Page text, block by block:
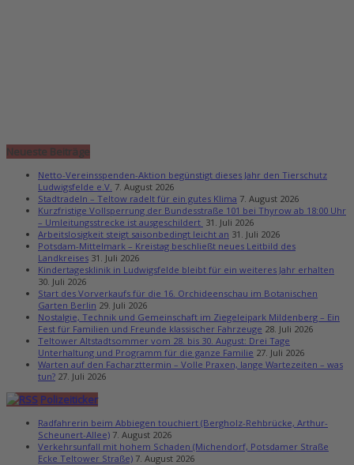
Neueste Beiträge
Netto-Vereinsspenden-Aktion begünstigt dieses Jahr den Tierschutz
Ludwigsfelde e.V. 7. August 2026
Stadtradeln – Teltow radelt für ein gutes Klima 7. August 2026
Kurzfristige Vollsperrung der Bundesstraße 101 bei Thyrow ab 18:00 Uhr
– Umleitungsstrecke ist ausgeschildert 31. Juli 2026
Arbeitslosigkeit steigt saisonbedingt leicht an 31. Juli 2026
Potsdam-Mittelmark – Kreistag beschließt neues Leitbild des
Landkreises 31. Juli 2026
Kindertagesklinik in Ludwigsfelde bleibt für ein weiteres Jahr erhalten
30. Juli 2026
Start des Vorverkaufs für die 16. Orchideenschau im Botanischen
Garten Berlin 29. Juli 2026
Nostalgie, Technik und Gemeinschaft im Ziegeleipark Mildenberg – Ein
Fest für Familien und Freunde klassischer Fahrzeuge 28. Juli 2026
Teltower Altstadtsommer vom 28. bis 30. August: Drei Tage
Unterhaltung und Programm für die ganze Familie 27. Juli 2026
Warten auf den Facharzttermin – Volle Praxen, lange Wartezeiten – was
tun? 27. Juli 2026
Polizeiticker
Radfahrerin beim Abbiegen touchiert (Bergholz-Rehbrücke, Arthur-
Scheunert-Allee) 7. August 2026
Verkehrsunfall mit hohem Schaden (Michendorf, Potsdamer Straße
Ecke Teltower Straße) 7. August 2026